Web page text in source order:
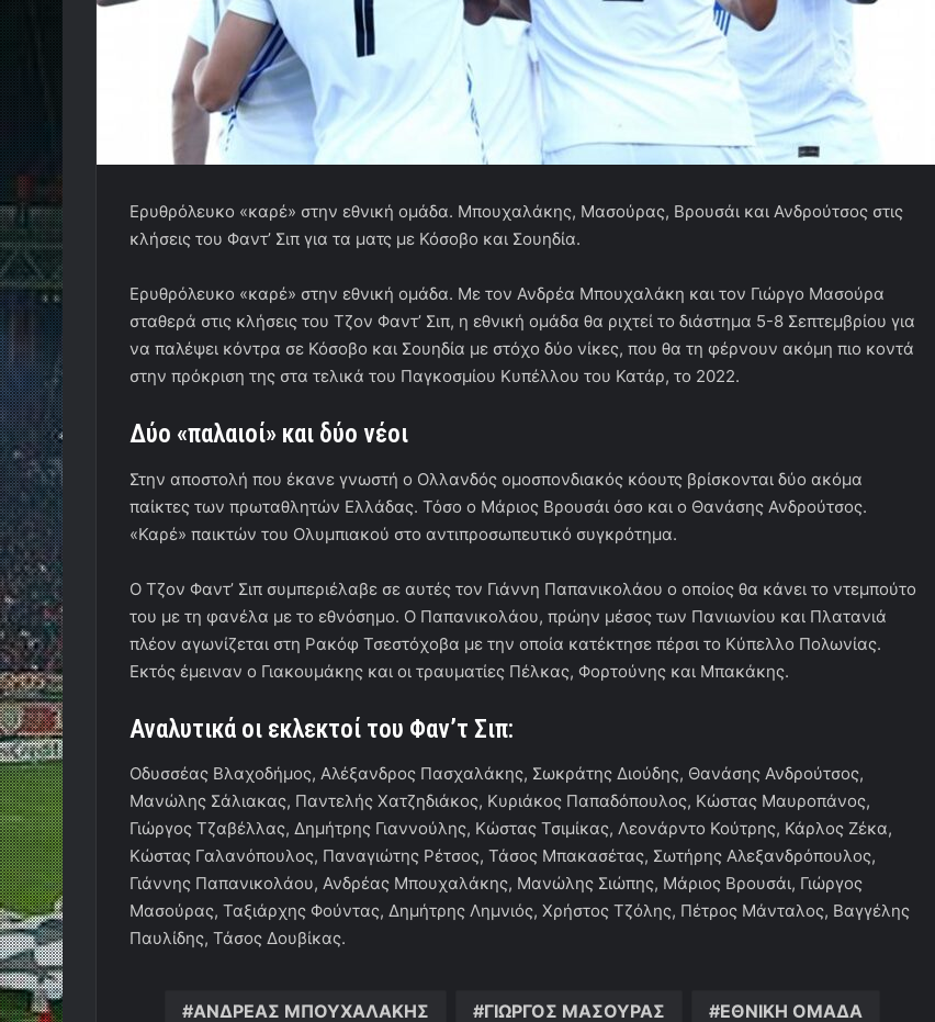
Ερυθρόλευκο «καρέ» στην εθνική ομάδα. Μπουχαλάκης, Μασούρας, Βρουσάι και Ανδρούτσος στις
κλήσεις του Φαντ’ Σιπ για τα ματς με Κόσοβο και Σουηδία.
Ερυθρόλευκο «καρέ» στην εθνική ομάδα. Με τον Ανδρέα Mπουχαλάκη και τον Γιώργο Μασούρα
σταθερά στις κλήσεις του Τζον Φαντ’ Σιπ, η εθνική ομάδα θα ριχτεί το διάστημα 5-8 Σεπτεμβρίου για
να παλέψει κόντρα σε Κόσοβο και Σουηδία με στόχο δύο νίκες, που θα τη φέρνουν ακόμη πιο κοντά
στην πρόκριση της στα τελικά του Παγκοσμίου Κυπέλλου του Κατάρ, το 2022.
Δύο «παλαιοί» και δύο νέοι
Στην αποστολή που έκανε γνωστή ο Ολλανδός ομοσπονδιακός κόουτς βρίσκονται δύο ακόμα
παίκτες των πρωταθλητών Ελλάδας. Τόσο ο Μάριος Βρουσάι όσο και ο Θανάσης Ανδρούτσος.
«Καρέ» παικτών του Ολυμπιακού στο αντιπροσωπευτικό συγκρότημα.
Ο Τζον Φαντ’ Σιπ συμπεριέλαβε σε αυτές τον Γιάννη Παπανικολάου ο οποίος θα κάνει το ντεμπούτο
του με τη φανέλα με το εθνόσημο. Ο Παπανικολάου, πρώην μέσος των Πανιωνίου και Πλατανιά
πλέον αγωνίζεται στη Ρακόφ Τσεστόχοβα με την οποία κατέκτησε πέρσι το Κύπελλο Πολωνίας.
Εκτός έμειναν ο Γιακουμάκης και οι τραυματίες Πέλκας, Φορτούνης και Μπακάκης.
Αναλυτικά οι εκλεκτοί του Φαν’τ Σιπ:
Οδυσσέας Βλαχοδήμος, Αλέξανδρος Πασχαλάκης, Σωκράτης Διούδης, Θανάσης Ανδρούτσος,
Μανώλης Σάλιακας, Παντελής Χατζηδιάκος, Κυριάκος Παπαδόπουλος, Κώστας Μαυροπάνος,
Γιώργος Τζαβέλλας, Δημήτρης Γιαννούλης, Κώστας Τσιμίκας, Λεονάρντο Κούτρης, Κάρλος Ζέκα,
Κώστας Γαλανόπουλος, Παναγιώτης Ρέτσος, Τάσος Μπακασέτας, Σωτήρης Αλεξανδρόπουλος,
Γιάννης Παπανικολάου, Ανδρέας Μπουχαλάκης, Μανώλης Σιώπης, Μάριος Βρουσάι, Γιώργος
Μασούρας, Ταξιάρχης Φούντας, Δημήτρης Λημνιός, Χρήστος Τζόλης, Πέτρος Μάνταλος, Βαγγέλης
Παυλίδης, Τάσος Δουβίκας.
ΑΝΔΡΕΑΣ ΜΠΟΥΧΑΛΑΚΗΣ ΓΙΩΡΓΟΣ ΜΑΣΟΥΡΑΣ ΕΘΝΙΚΗ ΟΜΑΔΑ